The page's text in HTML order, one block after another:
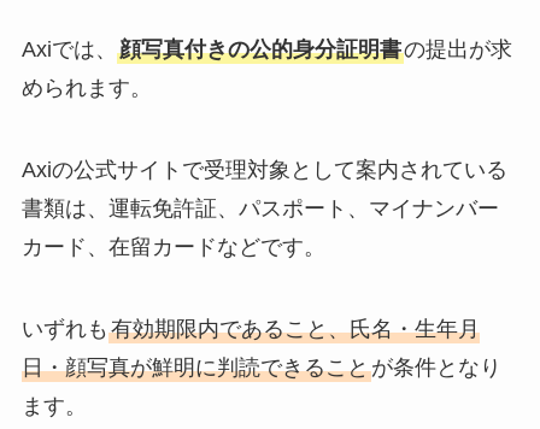
Axiでは、 顔写真付きの公的身分証明書の提出が求
められます。
Axiの公式サイトで受理対象として案内されている
書類は、運転免許証、パスポート、マイナンバー
カード、在留カードなどです。
いずれも 有効期限内であること、氏名・生年月
日・顔写真が鮮明に判読できることが条件となり
ます。